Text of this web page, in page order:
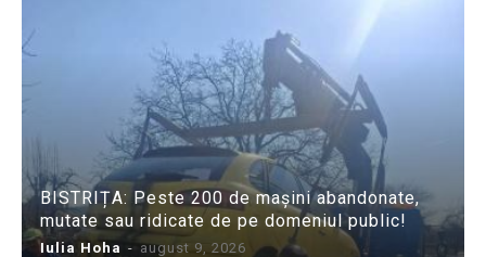
BISTRIȚA: Peste 200 de mașini abandonate,
mutate sau ridicate de pe domeniul public!
Iulia Hoha - august 9, 2026